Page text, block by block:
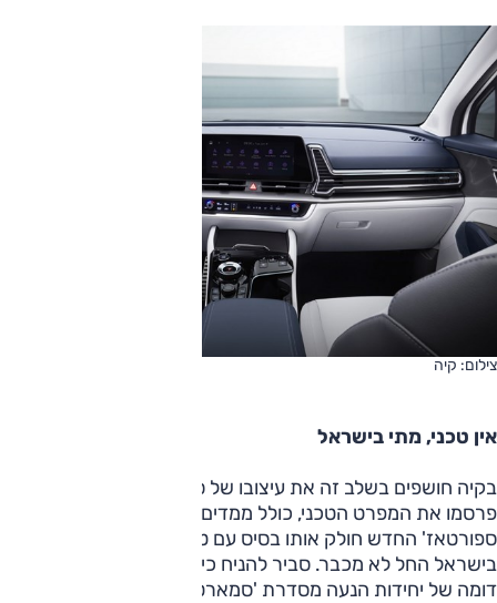
צילום: קיה
אין טכני, מתי בישראל
בקיה חושפים בשלב זה את עיצובו של ספורטאז' החדש, אך לא
פרסמו את המפרט הטכני, כולל ממדים, מנועים וכו'. נציין כי
ספורטאז' החדש חולק אותו בסיס עם טוסון החדש ששיווקו
בישראל החל לא מכבר. סביר להניח כי ספורטאז' יוצע עם מגוון
דומה של יחידות הנעה מסדרת 'סמארטסטרים' של הקבוצה –